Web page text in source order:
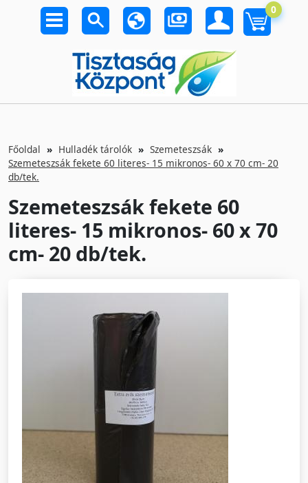
0
Főoldal Hulladék tárolók
Szemeteszsák
Szemeteszsák fekete 60 literes- 15 mikronos- 60 x 70 cm- 20
db/tek.
Szemeteszsák fekete 60
literes- 15 mikronos- 60 x 70
cm- 20 db/tek.